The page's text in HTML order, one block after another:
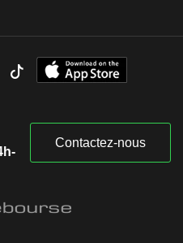
Contactez-nous